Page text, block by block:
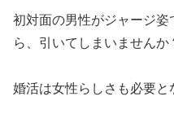
初対面の男性がジャージ
ら、引いてしまいませんか
婚活は女性らしさも必要と